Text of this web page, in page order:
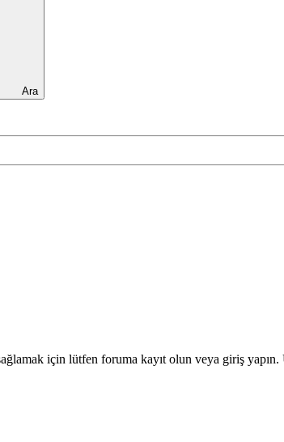
Ara
için lütfen foruma kayıt olun veya giriş yapın.